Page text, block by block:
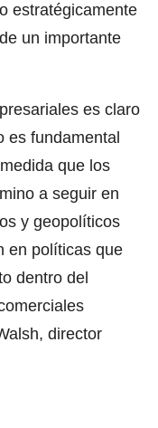
estratégicamente
un importante
es claro
es fundamental
que los
a seguir en
y geopolíticos
en políticas que
dentro del
director